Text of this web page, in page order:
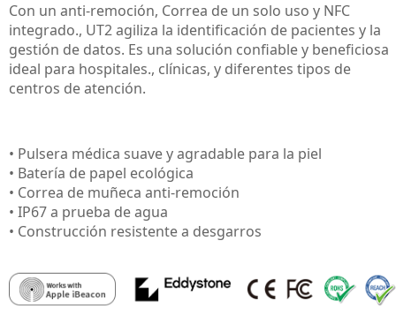
Con un anti-remoción, Correa de un solo uso y NFC
integrado., UT2 agiliza la identificación de pacientes y la
gestión de datos. Es una solución confiable y beneficiosa
ideal para hospitales., clínicas, y diferentes tipos de
centros de atención.
• Pulsera médica suave y agradable para la piel
• Batería de papel ecológica
• Correa de muñeca anti-remoción
• IP67 a prueba de agua
• Construcción resistente a desgarros